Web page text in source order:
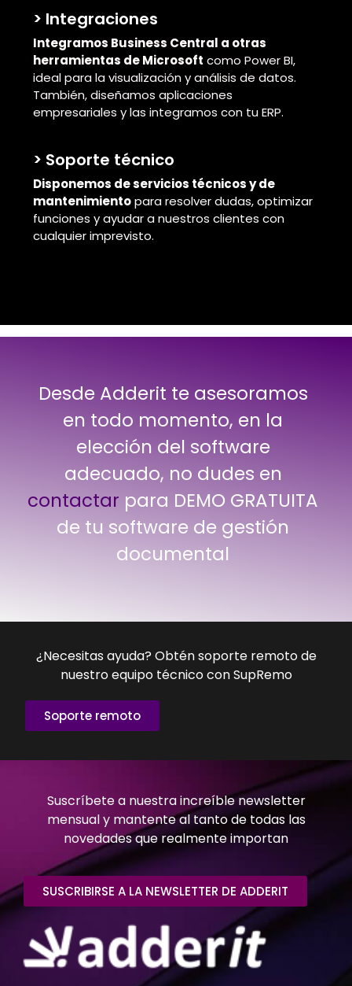
> Integraciones
Integramos Business Central a otras
herramientas de Microsoft como Power BI,
ideal para la visualización y análisis de datos.
También, diseñamos aplicaciones
empresariales y las integramos con tu ERP.
> Soporte técnico
Disponemos de servicios técnicos y de
mantenimientopara resolver dudas, optimizar
funciones y ayudar a nuestros clientes con
cualquier imprevisto.
Desde Adderit te asesoramos
en todo momento, en la
elección del software
adecuado, no dudes en
contactar para DEMO GRATUITA
de tu software de gestión
documental
¿Necesitas ayuda? Obtén soporte remoto de
nuestro equipo técnico con SupRemo
Soporte remoto
Suscríbete a nuestra increíble newsletter
mensual y mantente al tanto de todas las
novedades que realmente importan
SUSCRIBIRSE A LA NEWSLETTER DE ADDERIT